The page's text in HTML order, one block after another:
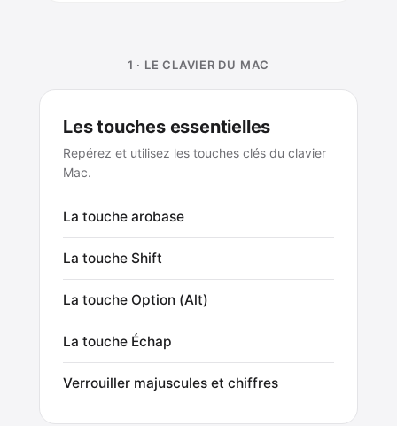
1 · LE CLAVIER DU MAC
Les touches essentielles
Repérez et utilisez les touches clés du clavier
Mac.
La touche arobase
La touche Shift
La touche Option (Alt)
La touche Échap
Verrouiller majuscules et chiffres